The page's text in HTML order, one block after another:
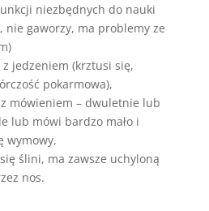
niezbędnych do nauki
nie gaworzy, ma problemy ze
jedzeniem (krztusi się,
pokarmowa),
mówieniem – dwuletnie lub
lub mówi bardzo mało i
wymowy,
ślini, ma zawsze uchyloną
nos.